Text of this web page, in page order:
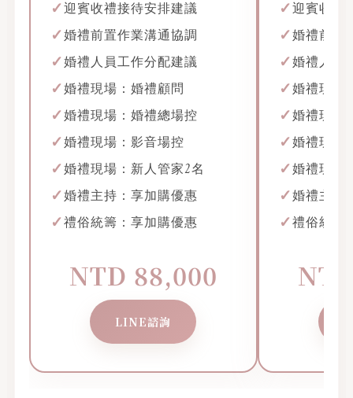
迎賓收禮接待安排建議
婚禮前置作業溝通協調
婚禮人員工作分配建議
婚禮現場：婚禮顧問
婚禮現場：婚禮總場控
婚禮現場：影音場控
婚禮現場：新人管家2名
婚禮主持：享加購優惠
禮俗統籌：享加購優惠
NTD 88,000
LINE諮詢
迎賓收禮
婚禮前置
婚禮人員
婚禮現場
婚禮現場
婚禮現場
婚禮現場
婚禮主持
禮俗統籌